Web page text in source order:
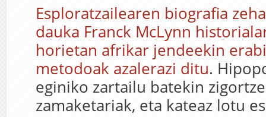
Esploratzailearen biografia
dauka Franck McLynn
horietan afrikar jendeekin
metodoak azalerazi ditu.
eginiko zartailu batekin
zamaketariak, eta kateaz lotu